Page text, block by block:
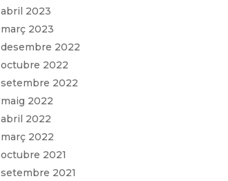
abril 2023
març 2023
desembre 2022
octubre 2022
setembre 2022
maig 2022
abril 2022
març 2022
octubre 2021
setembre 2021